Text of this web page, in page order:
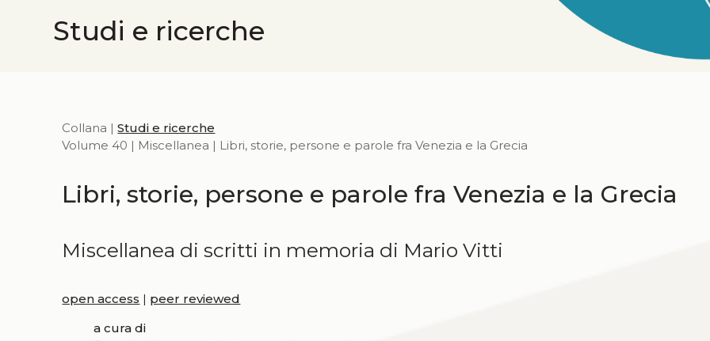
Studi e ricerche
Collana |Studi e ricerche
Volume 40 | Miscellanea | Libri, storie, persone e parole fra Venezia e la Grecia
Libri, storie, persone e parole fra Venezia e la Grecia
Miscellanea di scritti in memoria di Mario Vitti
open access | peer reviewed
a cura di